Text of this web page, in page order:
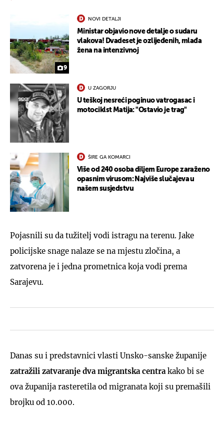
9
NOVI DETALJI
Ministar objavio nove detalje o sudaru
vlakova! Dvadeset je ozlijeđenih, mlađa
žena na intenzivnoj
U ZAGORJU
U teškoj nesreći poginuo vatrogasac i
motociklst Matija: "Ostavio je trag"
ŠIRE GA KOMARCI
Više od 240 osoba diljem Europe zaraženo
opasnim virusom: Najviše slučajeva u
našem susjedstvu
Pojasnili su da tužitelj vodi istragu na terenu. Jake
policijske snage nalaze se na mjestu zločina, a
zatvorena je i jedna prometnica koja vodi prema
Sarajevu.
Danas su i predstavnici vlasti Unsko-sanske županije
zatražili zatvaranje dva migrantska centra kako bi se
ova županija rasteretila od migranata koji su premašili
brojku od 10.000.